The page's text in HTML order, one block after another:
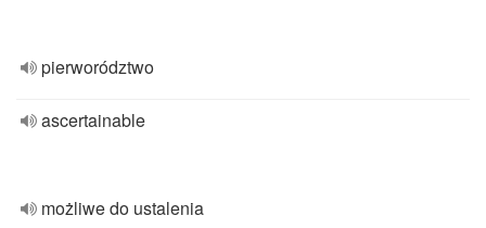
pierworództwo
ascertainable
możliwe do ustalenia